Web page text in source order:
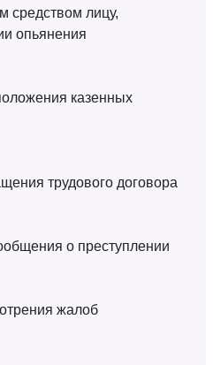
средством лицу,
опьянения
казенных
трудового договора
о преступлении
жалоб